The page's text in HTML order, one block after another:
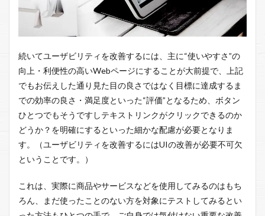
続いてユーザビリティを改善するには、主に“使いやすさ”の
向上・利便性の高いWebページにすることが大前提で、上記
でもお伝えした通り見た目の良さではなく目標に達成するま
での効率の良さ・満足度といった“評価”となるため、ボタン
ひとつでもそうですしテキストリンクがクリックできるのか
どうか？を明確にするといった細かな配慮が必要となりま
す。（ユーザビリティを改善するにはUIの改善が必要不可欠
ということです。）
これは、実際に商品やサービスなどを使用してみるのはもち
ろん、まだ使ったことのない方を対象にテストしてみるとい